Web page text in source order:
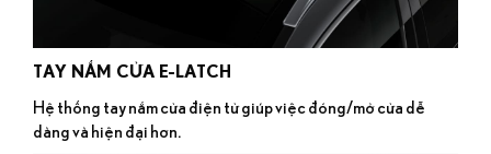
TAY NẮM CỬA E-LATCH
Hệ thống tay nắm cửa điện tử giúp việc đóng/mở cửa dễ
dàng và hiện đại hơn.